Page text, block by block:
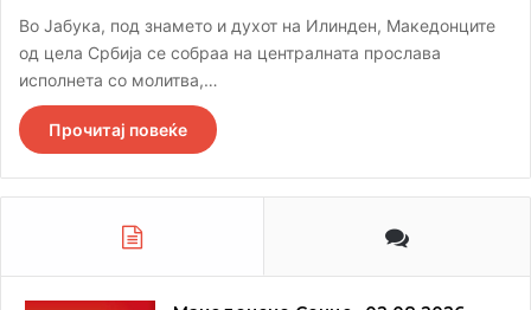
Во Јабука, под знамето и духот на Илинден, Македонците
од цела Србија се собраа на централната прослава
исполнета со молитва,…
Прочитај повеќе